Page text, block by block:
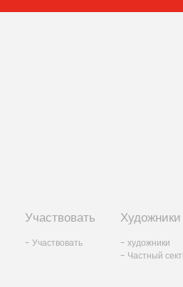
Участвовать
- Участвовать
Художники
- художники
- Частный